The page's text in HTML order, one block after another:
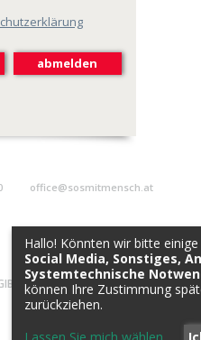
office@sosmitmensch.at
Hallo! Könnten wir bitte
Social Media, Sonstiges,
Systemtechnische
können Ihre Zustimmung
zurückziehen.